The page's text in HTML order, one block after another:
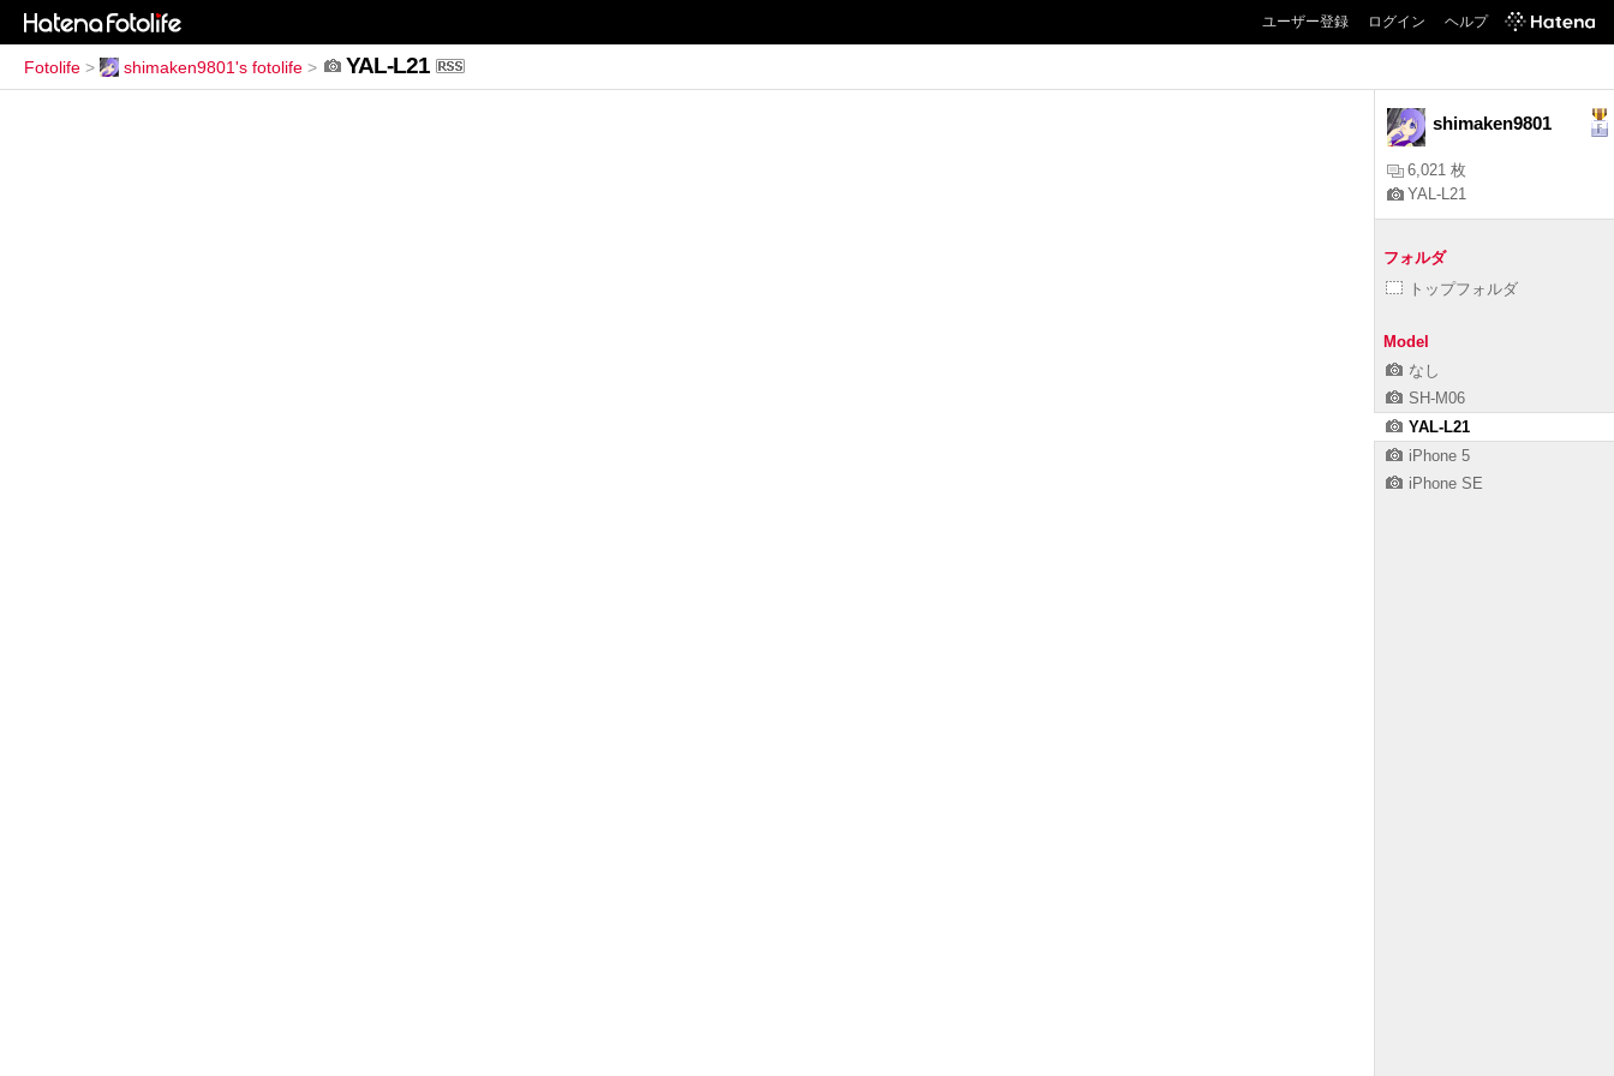
ユーザー登録 ログイン ヘルプ
Fotolife > shimaken9801's fotolife > YAL-L21
shimaken9801
6,021 枚
YAL-L21
フォルダ
トップフォルダ
Model
なし
SH-M06
YAL-L21
iPhone 5
iPhone SE